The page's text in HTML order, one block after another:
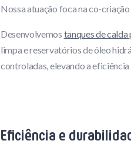
Nossa atuação foca na co-
Desenvolvemos tanques de
limpa e reservatórios de óleo
controladas, elevando a eficiência
Eficiência e